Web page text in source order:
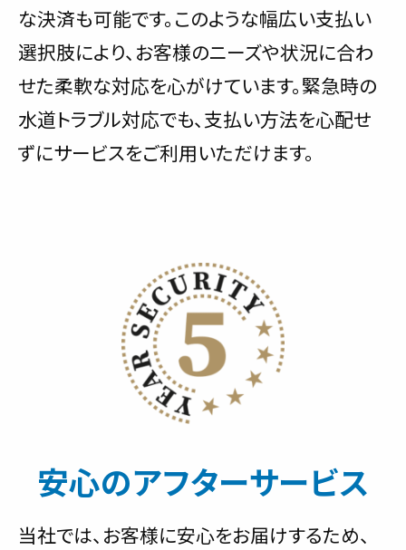
な決済も可能です。このような幅広い支払い
選択肢により、お客様のニーズや状況に合わ
せた柔軟な対応を心がけています。緊急時の
水道トラブル対応でも、支払い方法を心配せ
ずにサービスをご利用いただけます。
安心のアフターサービス
当社では、お客様に安心をお届けするため、